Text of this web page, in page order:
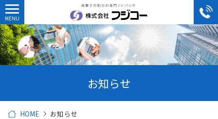
お知らせ
HOME お知らせ